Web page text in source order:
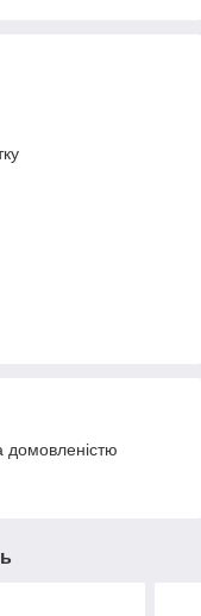
домовленістю